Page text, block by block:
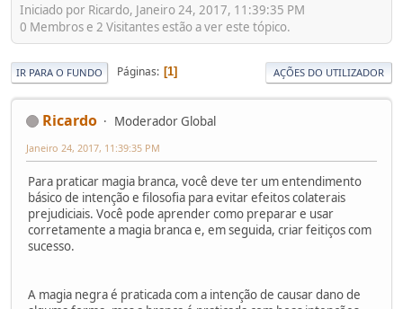
Iniciado por Ricardo, Janeiro 24, 2017, 11:39:35 PM
0 Membros e 2 Visitantes estão a ver este tópico.
IR PARA O FUNDO Páginas 1 AÇÕES DO UTILIZADOR
Ricardo Moderador Global
Janeiro 24, 2017, 11:39:35 PM
Para praticar magia branca, você deve ter um entendimento
básico de intenção e filosofia para evitar efeitos colaterais
prejudiciais. Você pode aprender como preparar e usar
corretamente a magia branca e, em seguida, criar feitiços com
sucesso.
A magia negra é praticada com a intenção de causar dano de